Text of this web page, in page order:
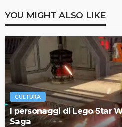
YOU MIGHT ALSO LIKE
CULTURA
I personaggi di Lego Star
Saga